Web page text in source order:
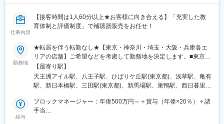
仕事内容
【接客時間は1人60分以上★お客様に向き合える】「充実した教
育体制と評価制度」で補聴器販売をお任せ！
勤務地
★転居を伴う転勤なし★【東京・神奈川・埼玉・大阪・兵庫各エ
リアの店舗】ご希望などを考慮して勤務地を決定します。■東京エ
リア神田店／三田店／浅草店／北品川店／中目黒店／下高井戸店
／荻窪店／練馬店／立川高島屋S.C.店／武蔵野店／東府中店／聖
蹟桜ヶ丘店／浜田山店／多摩センター店／昭島店／巣鴨店／亀有
店／藤沢店／辻堂店／平塚店／小田原店／たまプラーザ店／海老
名店■埼玉エリア大宮店／新越谷店■大阪エリア天王寺店／都島店
【最寄り駅】
天王洲アイル駅、八王子駅、ひばりケ丘駅(東京都)、浅草駅、亀有
駅、新日本橋駅、三田駅(東京都)、新馬場駅、巣鴨駅、西日暮里駅
駅、武蔵境駅、東府中駅、聖蹟桜ケ丘駅、小田急多摩センター
駅、立川北駅、昭島駅、横浜駅、たまプラーザ駅、上大岡駅、戸
給与
ブロックマネージャー：年俸500万円～＋賞与（年俸×20％）＋諸
手当